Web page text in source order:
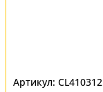
CL410312